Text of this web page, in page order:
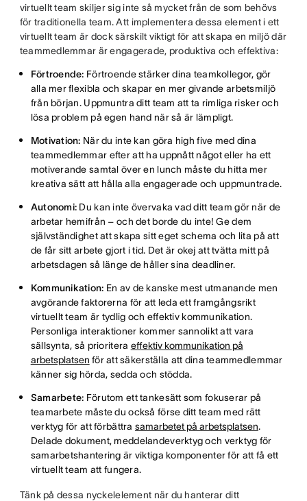
virtuellt team skiljer sig inte så mycket från de som behövs
för traditionella team. Att implementera dessa element i ett
virtuellt team är dock särskilt viktigt för att skapa en miljö där
teammedlemmar är engagerade, produktiva och effektiva:
Förtroende: Förtroende stärker dina teamkollegor, gör
alla mer flexibla och skapar en mer givande arbetsmiljö
från början. Uppmuntra ditt team att ta rimliga risker och
lösa problem på egen hand när så är lämpligt.
Motivation: När du inte kan göra high five med dina
teammedlemmar efter att ha uppnått något eller ha ett
motiverande samtal över en lunch måste du hitta mer
kreativa sätt att hålla alla engagerade och uppmuntrade.
Autonomi: Du kan inte övervaka vad ditt team gör när de
arbetar hemifrån – och det borde du inte! Ge dem
självständighet att skapa sitt eget schema och lita på att
de får sitt arbete gjort i tid. Det är okej att tvätta mitt på
arbetsdagen så länge de håller sina deadliner.
Kommunikation: En av de kanske mest utmanande men
avgörande faktorerna för att leda ett framgångsrikt
virtuellt team är tydlig och effektiv kommunikation.
Personliga interaktioner kommer sannolikt att vara
sällsynta, så prioritera effektiv kommunikation på
arbetsplatsen för att säkerställa att dina teammedlemmar
känner sig hörda, sedda och stödda.
Samarbete: Förutom ett tankesätt som fokuserar på
teamarbete måste du också förse ditt team med rätt
verktyg för att förbättra samarbetet på arbetsplatsen.
Delade dokument, meddelandeverktyg och verktyg för
samarbetshantering är viktiga komponenter för att få ett
virtuellt team att fungera.
Tänk på dessa nyckelelement när du hanterar ditt